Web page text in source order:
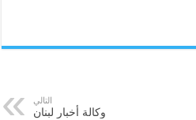
التالي
وكالة أخبار لبنان